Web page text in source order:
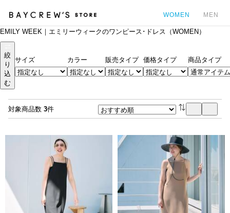
WOMEN MEN
EMILY WEEK｜エミリーウィークのワンピース･ドレス（WOMEN）
絞
り
込
む
サイズ カラー 販売タイプ 価格タイプ 商品タイプ
対象商品数 3件